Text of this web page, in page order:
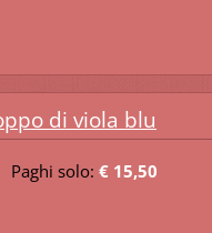
di viola blu
Paghi solo: € 15,50